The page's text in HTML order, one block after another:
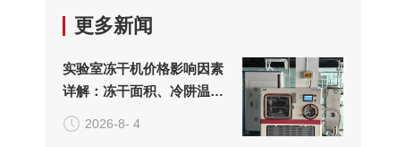
更多新闻
实验室冻干机价格影响因素
详解：冻干面积、冷阱温度
与真空系统的成本构成
2026-8- 4